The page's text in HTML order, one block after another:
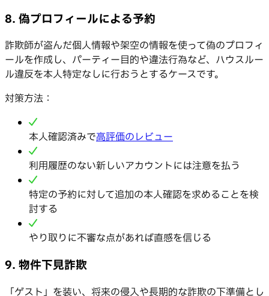
8. 偽プロフィールによる予約
詐欺師が盗んだ個人情報や架空の情報を使って偽のプロフィ
ールを作成し、パーティー目的や違法行為など、ハウスルー
ル違反を本人特定なしに行おうとするケースです。
対策方法：
本人確認済みで高評価のレビュー
利用履歴のない新しいアカウントには注意を払う
特定の予約に対して追加の本人確認を求めることを検
討する
やり取りに不審な点があれば直感を信じる
9. 物件下見詐欺
「ゲスト」を装い、将来の侵入や長期的な詐欺の下準備とし